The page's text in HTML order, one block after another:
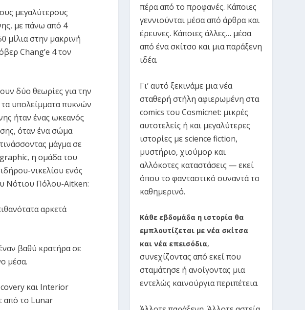
μεγαλύτερους
με πάνω από 4
μίλια στην μακρινή
Chang’e 4 τον
δύο θεωρίες για την
τα υπολείμματα πυκνών
ήταν ένας ωκεανός
όταν ένα σώμα
μάγμα σε
η ομάδα του
νικελίου ενός
Νότιου Πόλου-Aitken:
αρκετά
βαθύ κρατήρα σε
μέσα.
και Interior
από το Lunar
πέρα από το προφανές. Κάποιες
γεννιούνται μέσα από άρθρα και
έρευνες. Κάποιες άλλες… μέσα
από ένα σκίτσο και μια παράξενη
ιδέα.
Γι’ αυτό ξεκινάμε μια νέα
σταθερή στήλη αφιερωμένη στα
comics του Cosmicnet: μικρές
αυτοτελείς ή και μεγαλύτερες
ιστορίες με science fiction,
μυστήριο, χιούμορ και
αλλόκοτες καταστάσεις — εκεί
όπου το φανταστικό συναντά το
καθημερινό.
Κάθε εβδομάδα η ιστορία θα
εμπλουτίζεται με νέα σκίτσα
και νέα επεισόδια,
συνεχίζοντας από εκεί που
σταμάτησε ή ανοίγοντας μια
εντελώς καινούργια περιπέτεια.